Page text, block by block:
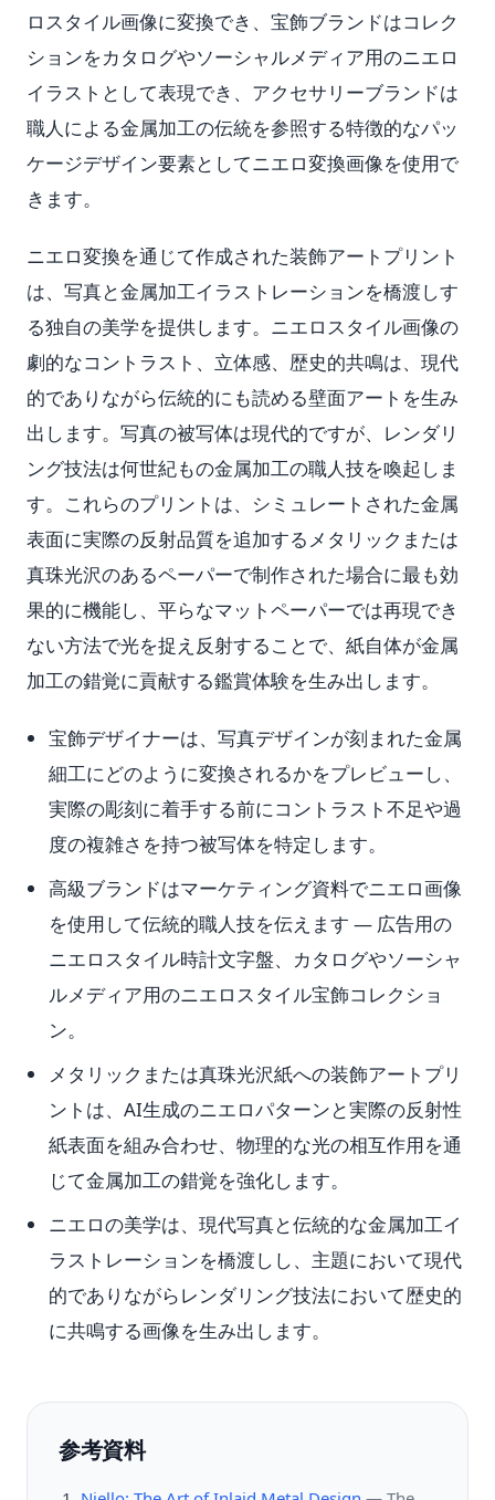
ロスタイル画像に変換でき、宝飾ブランドはコレク
ションをカタログやソーシャルメディア用のニエロ
イラストとして表現でき、アクセサリーブランドは
職人による金属加工の伝統を参照する特徴的なパッ
ケージデザイン要素としてニエロ変換画像を使用で
きます。
ニエロ変換を通じて作成された装飾アートプリント
は、写真と金属加工イラストレーションを橋渡しす
る独自の美学を提供します。ニエロスタイル画像の
劇的なコントラスト、立体感、歴史的共鳴は、現代
的でありながら伝統的にも読める壁面アートを生み
出します。写真の被写体は現代的ですが、レンダリ
ング技法は何世紀もの金属加工の職人技を喚起しま
す。これらのプリントは、シミュレートされた金属
表面に実際の反射品質を追加するメタリックまたは
真珠光沢のあるペーパーで制作された場合に最も効
果的に機能し、平らなマットペーパーでは再現でき
ない方法で光を捉え反射することで、紙自体が金属
加工の錯覚に貢献する鑑賞体験を生み出します。
宝飾デザイナーは、写真デザインが刻まれた金属
細工にどのように変換されるかをプレビューし、
実際の彫刻に着手する前にコントラスト不足や過
度の複雑さを持つ被写体を特定します。
高級ブランドはマーケティング資料でニエロ画像
を使用して伝統的職人技を伝えます — 広告用の
ニエロスタイル時計文字盤、カタログやソーシャ
ルメディア用のニエロスタイル宝飾コレクショ
ン。
メタリックまたは真珠光沢紙への装飾アートプリ
ントは、AI生成のニエロパターンと実際の反射性
紙表面を組み合わせ、物理的な光の相互作用を通
じて金属加工の錯覚を強化します。
ニエロの美学は、現代写真と伝統的な金属加工イ
ラストレーションを橋渡しし、主題において現代
的でありながらレンダリング技法において歴史的
に共鳴する画像を生み出します。
参考資料